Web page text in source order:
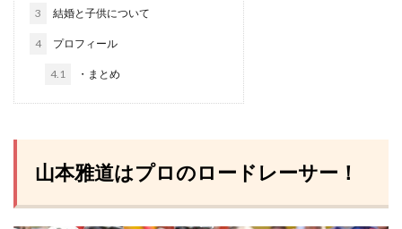
3 結婚と子供について
4 プロフィール
4.1 ・まとめ
山本雅道はプロのロードレーサー！